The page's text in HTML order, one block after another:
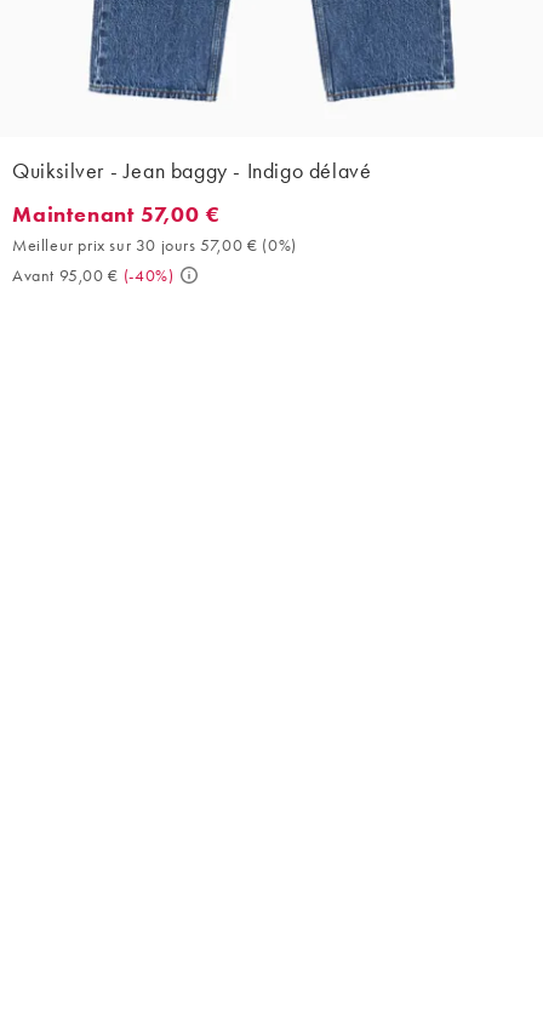
Quiksilver - Jean baggy - Indigo délavé
Maintenant 57,00 €. Meilleur prix sur 30 jours 57,00 € (0%).
Maintenant 57,00 €
Meilleur prix sur 30 jours 57,00 € (0%)
Avant 95,00 € (-40%)